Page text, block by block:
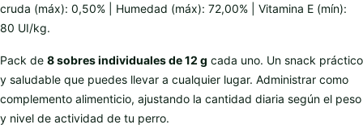
cruda (máx): 0,50% | Humedad (máx): 72,00% | Vitamina E (mín):
80 UI/kg.
Pack de 8 sobres individuales de 12 g cada uno. Un snack práctico
y saludable que puedes llevar a cualquier lugar. Administrar como
complemento alimenticio, ajustando la cantidad diaria según el peso
y nivel de actividad de tu perro.